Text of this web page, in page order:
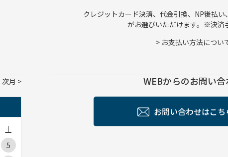
クレジットカード決済、代金引換、NP後払
がお選びいただけます。※決済
> お支払い方法につい
土
5
次月 WEBからのお問い合
お問い合わせはこち